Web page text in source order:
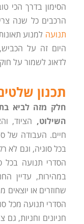
הסימון בדרך הכי
הרכבים כל שנה
תנועהלמנוע
היום זה על
לדאוג לשמור על
תכנון
חלק מזה לביא
השילוט,הציוד,
חיים. העבודה של
בכל סוגיה, וגם לא
הסדרי תנועה בכל
במהירות, עדיין
שחוזרים או יוצאים
הסדרי תנועה מכל
חניונים וחניות, גם